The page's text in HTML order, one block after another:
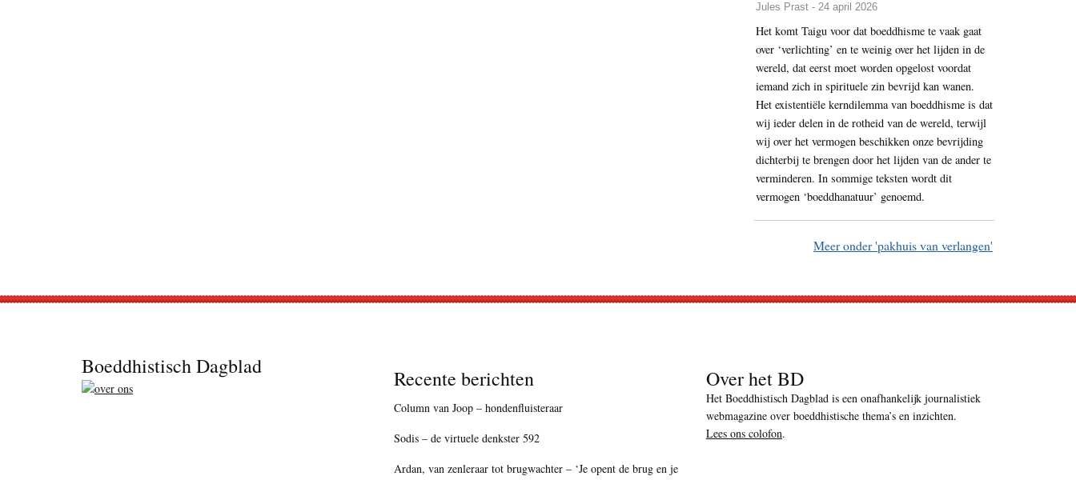
Jules Prast - 24 april 2026
Het komt Taigu voor dat boeddhisme te vaak gaat
over ‘verlichting’ en te weinig over het lijden in de
wereld, dat eerst moet worden opgelost voordat
iemand zich in spirituele zin bevrijd kan wanen.
Het existentiële kerndilemma van boeddhisme is dat
wij ieder delen in de rotheid van de wereld, terwijl
wij over het vermogen beschikken onze bevrijding
dichterbij te brengen door het lijden van de ander te
verminderen. In sommige teksten wordt dit
vermogen ‘boeddhanatuur’ genoemd.
Meer onder 'pakhuis van verlangen'
Boeddhistisch Dagblad Recente berichten
Column van Joop – hondenfluisteraar
Sodis – de virtuele denkster 592
Ardan, van zenleraar tot brugwachter – ‘Je opent de brug en je
Over het BD
Het Boeddhistisch Dagblad is een onafhankelijk journalistiek
webmagazine over boeddhistische thema’s en inzichten.
Lees ons colofon.